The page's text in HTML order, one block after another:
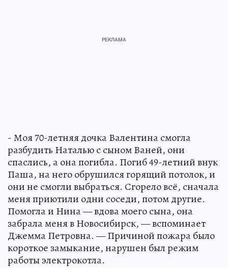
- Моя 70-летняя дочка Валентина смогла
разбудить Наталью с сыном Ваней, они
спаслись, а она погибла. Погиб 49-летний внук
Паша, на него обрушился горящий потолок, и
они не смогли выбраться. Сгорело всё, сначала
меня приютили одни соседи, потом другие.
Помогла и Нина — вдова моего сына, она
забрала меня в Новосибирск, — вспоминает
Джемма Петровна. — Причиной пожара было
короткое замыкание, нарушен был режим
работы электрокотла.